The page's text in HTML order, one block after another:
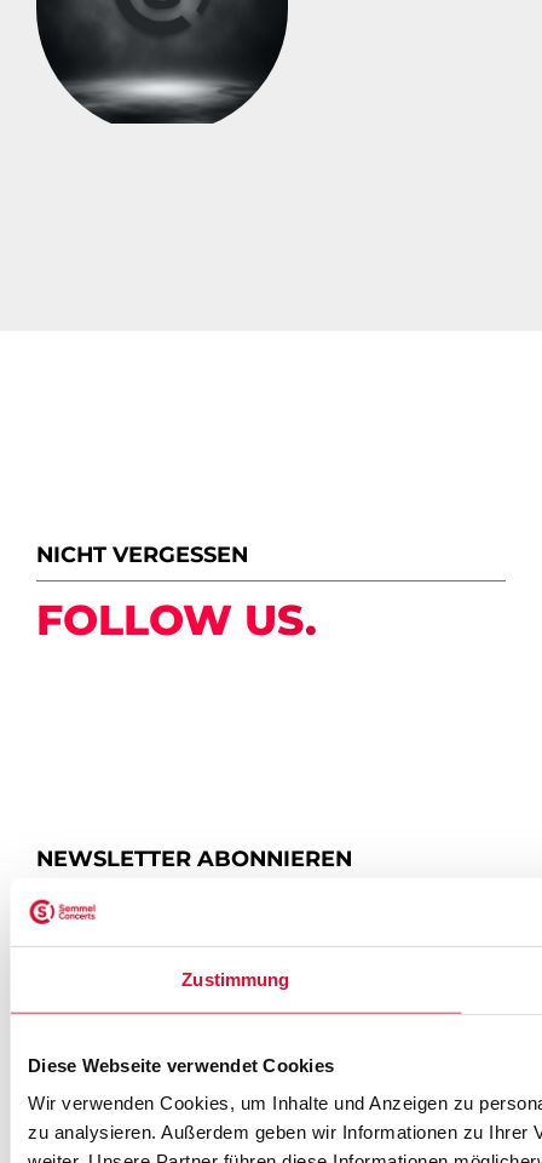
Zustimmung
Diese Webseite verwendet Cookies
Wir verwenden Cookies, um Inhalte und Anzeigen zu
zu analysieren. Außerdem geben wir Informationen zu Ihrer
NICHT VERGESSEN
FOLLOW US.
NEWSLETTER ABONNIEREN
ZUR ANMELDUNG
SEMMEL @ SOCIAL MEDIA